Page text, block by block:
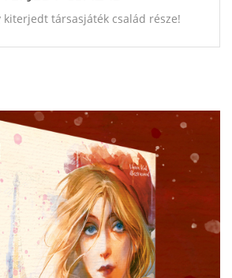
kiterjedt társasjáték család része!